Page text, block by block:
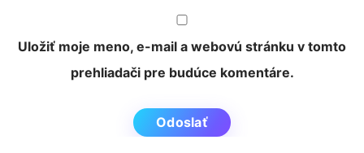
Uložiť moje meno, e-mail a webovú stránku v tomto
prehliadači pre budúce komentáre.